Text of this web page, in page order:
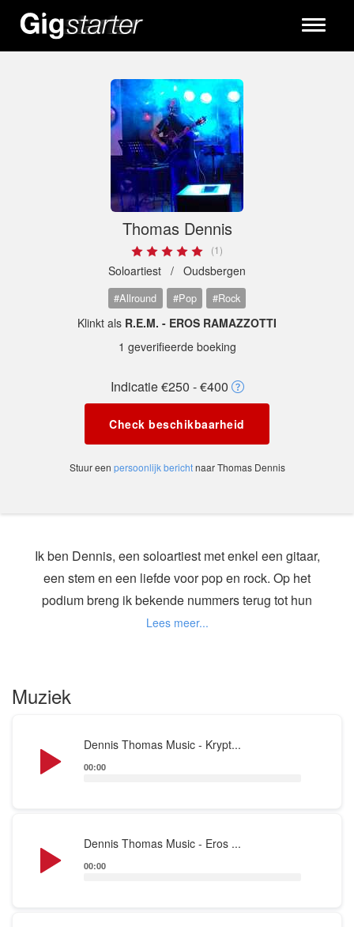
Toggle
Thomas Dennis
(1)
Soloartiest / Oudsbergen
#Allround #Pop #Rock
Klinkt als R.E.M. - EROS RAMAZZOTTI
1 geverifieerde boeking
Indicatie €250 - €400
Check beschikbaarheid
Stuur een persoonlijk berichtnaar Thomas Dennis
Ik ben Dennis, een soloartiest met enkel een gitaar,
een stem en een liefde voor pop en rock. Op het
podium breng ik bekende nummers terug tot hun
essentie — soms klein en ingetogen, soms met
persoonlijke touch. Geen band, geen effecten —
Ideaal voor iemand wat een Italiaanse avond wil
Muziek
Dennis Thomas Music - Krypt...
Player
00:00
Dennis Thomas Music - Eros ...
Player
00:00